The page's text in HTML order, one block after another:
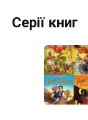
Cерії книг